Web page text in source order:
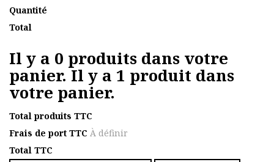
Quantité
Total
Il y a 0 produits dans votre
panier.Il y a 1 produit dans
votre panier.
Total produits TTC
Frais de port TTC À définir
Total TTC